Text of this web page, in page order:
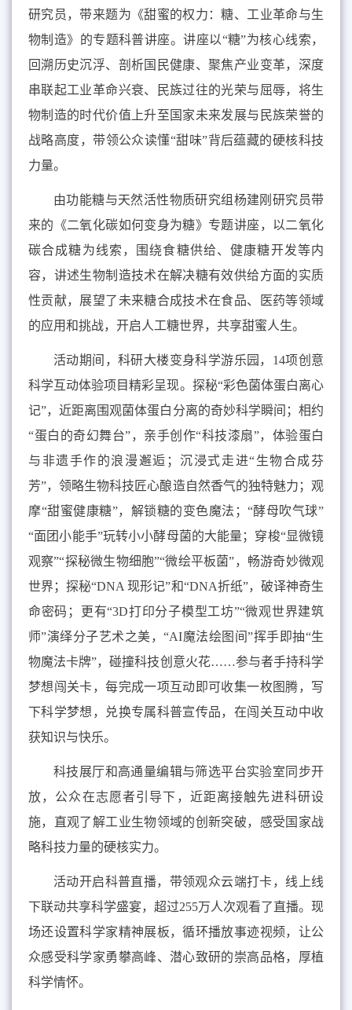
研究员，带来题为《甜蜜的权力：糖、工业革命与生
物制造》的专题科普讲座。讲座以“糖”为核心线索，
回溯历史沉浮、剖析国民健康、聚焦产业变革，深度
串联起工业革命兴衰、民族过往的光荣与屈辱，将生
物制造的时代价值上升至国家未来发展与民族荣誉的
战略高度，带领公众读懂“甜味”背后蕴藏的硬核科技
力量。
由功能糖与天然活性物质研究组杨建刚研究员带
来的《二氧化碳如何变身为糖》专题讲座，以二氧化
碳合成糖为线索，围绕食糖供给、健康糖开发等内
容，讲述生物制造技术在解决糖有效供给方面的实质
性贡献，展望了未来糖合成技术在食品、医药等领域
的应用和挑战，开启人工糖世界，共享甜蜜人生。
活动期间，科研大楼变身科学游乐园， 14项创意
科学互动体验项目精彩呈现。探秘“彩色菌体蛋白离心
记”，近距离围观菌体蛋白分离的奇妙科学瞬间；相约
“蛋白的奇幻舞台”，亲手创作“科技漆扇”，体验蛋白
与非遗手作的浪漫邂逅；沉浸式走进“生物合成芬
芳”，领略生物科技匠心酿造自然香气的独特魅力；观
摩“甜蜜健康糖”，解锁糖的变色魔法；“酵母吹气球”
“面团小能手”玩转小小酵母菌的大能量；穿梭“显微镜
观察”“探秘微生物细胞”“微绘平板菌”，畅游奇妙微观
世界；探秘“DNA现形记”和“DNA折纸”，破译神奇生
命密码；更有“3D打印分子模型工坊”“微观世界建筑
师”演绎分子艺术之美，“AI魔法绘图间”挥手即抽“生
物魔法卡牌”，碰撞科技创意火花……参与者手持科学
梦想闯关卡，每完成一项互动即可收集一枚图腾，写
下科学梦想，兑换专属科普宣传品，在闯关互动中收
获知识与快乐。
科技展厅和高通量编辑与筛选平台实验室同步开
放，公众在志愿者引导下，近距离接触先进科研设
施，直观了解工业生物领域的创新突破，感受国家战
略科技力量的硬核实力。
活动开启科普直播，带领观众云端打卡，线上线
下联动共享科学盛宴，超过255万人次观看了直播。现
场还设置科学家精神展板，循环播放事迹视频，让公
众感受科学家勇攀高峰、潜心致研的崇高品格，厚植
科学情怀。